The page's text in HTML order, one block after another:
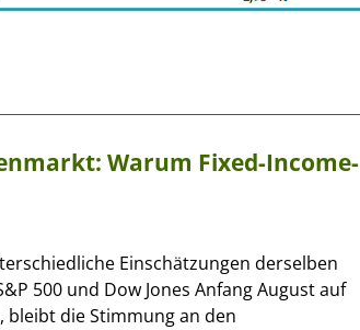
Warum Fixed-Income-
Einschätzungen derselben
500 und Dow Jones Anfang August auf
bleibt die Stimmung an den